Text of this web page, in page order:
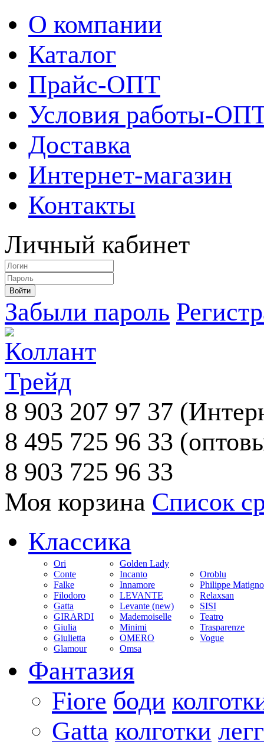
О компании
Каталог
Прайс-ОПТ
Условия работы-
Доставка
Интернет-магазин
Контакты
Личный кабинет
Забыли пароль
8 903 207 97 37
8 495 725 96 33
8 903 725 96 33
Моя корзина Список
Классика
Ori
Conte
Falke
Filodoro
Gatta
GIRARDI
Giulia
Giulietta
Glamour
Golden Lady
Incanto
Innamore
LEVANTE
Levante (new)
Mademoiselle
Minimi
OMERO
Omsa
Oroblu
Philippe
Relaxsan
SISI
Teatro
Trasparenze
Vogue
Фантазия
Fiore боди
Gatta колготки